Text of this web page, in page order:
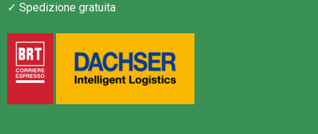
✓ Spedizione gratuita